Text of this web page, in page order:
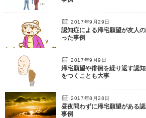
2017年9月29日
認知症による帰宅願望が友人
った事例
2017年9月9日
帰宅願望や徘徊を繰り返す認
をつくことも大事
2017年8月28日
昼夜問わずに帰宅願望がある
事例